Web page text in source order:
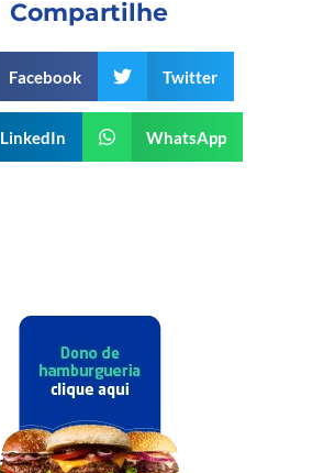
Compartilhe
Facebook Twitter
LinkedIn WhatsApp